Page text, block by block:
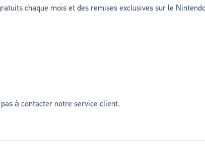
chaque mois et des remises exclusives sur le
pas à contacter notre service client.